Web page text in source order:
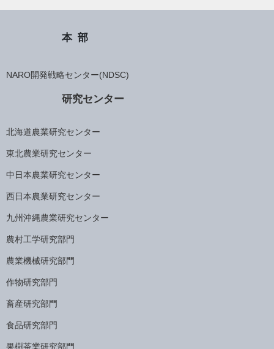
本部
NARO開発戦略センター(NDSC)
研究センター
北海道農業研究センター
東北農業研究センター
中日本農業研究センター
西日本農業研究センター
九州沖縄農業研究センター
農村工学研究部門
農業機械研究部門
作物研究部門
畜産研究部門
食品研究部門
果樹茶業研究部門